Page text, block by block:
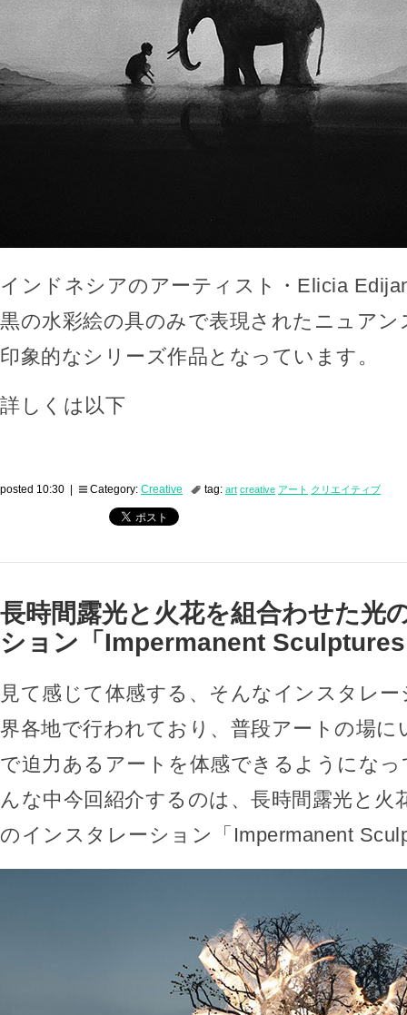
インドネシアのアーティスト・Elicia
黒の水彩絵の具のみで表現されたニュア
印象的なシリーズ作品となっています。
詳しくは以下
posted 10:30 | Category: Creative tag: art creative アート クリエイティブ
長時間露光と火花を組合わせた光
ション「Impermanent
見て感じて体感する、そんなインスタレ
界各地で行われており、普段アートの場に
で迫力あるアートを体感できるようにな
んな中今回紹介するのは、長時間露光と火
のインスタレーション「Impermanent